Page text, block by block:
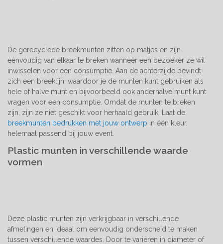
De gerecyclede breekmunten zitten op matjes en zijn
eenvoudig van elkaar te breken wanneer een bezoeker ze wil
inwisselen voor een consumptie. Aan de achterzijde bevindt
zich een breeklijn, waardoor je de munten kunt gebruiken als
hele of halve munt en bijvoorbeeld ook anderhalve munt kunt
vragen voor een consumptie. Omdat de munten te breken
zijn, zijn ze niet geschikt voor herhaald gebruik. Laat de
breekmunten bedrukken met jouw ontwerp in één kleur,
helemaal passend bij jouw event.
Plastic munten in verschillende waarde
vormen
Deze plastic munten zijn verkrijgbaar in verschillende
afmetingen en ideaal om eenvoudig onderscheid te maken
tussen verschillende waardes. Door te variëren in diameter of